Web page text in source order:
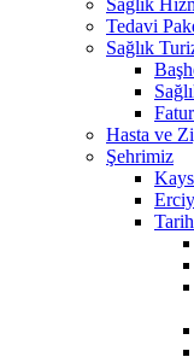
Tedavi
Sağlık
Hasta ve
Şehrimiz